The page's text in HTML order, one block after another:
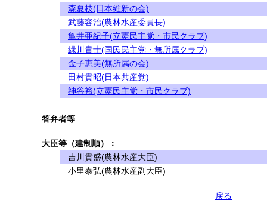
森夏枝(日本維新の会)
武藤容治(農林水産委員長)
亀井亜紀子(立憲民主党・市民クラブ)
緑川貴士(国民民主党・無所属クラブ)
金子恵美(無所属の会)
田村貴昭(日本共産党)
神谷裕(立憲民主党・市民クラブ)
答弁者等
大臣等（建制順）：
吉川貴盛(農林水産大臣)
小里泰弘(農林水産副大臣)
戻る